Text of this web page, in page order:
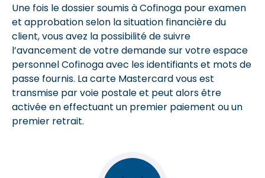
Une fois le dossier soumis à Cofinoga pour examen
et approbation selon la situation financière du
client, vous avez la possibilité de suivre
l’avancement de votre demande sur votre espace
personnel Cofinoga avec les identifiants et mots de
passe fournis. La carte Mastercard vous est
transmise par voie postale et peut alors être
activée en effectuant un premier paiement ou un
premier retrait.